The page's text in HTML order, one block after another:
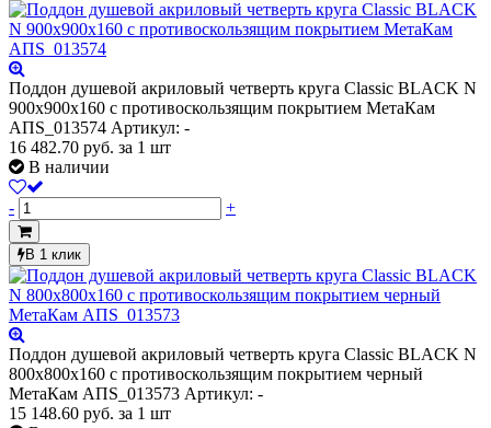
Поддон душевой акриловый четверть круга Classic BLACK N
900х900х160 с противоскользящим покрытием МетаКам
АПS_013574 Артикул: -
16 482.70 руб. за 1 шт
В наличии
- +
В 1 клик
Поддон душевой акриловый четверть круга Classic BLACK N
800х800х160 с противоскользящим покрытием черный
МетаКам АПS_013573 Артикул: -
15 148.60 руб. за 1 шт